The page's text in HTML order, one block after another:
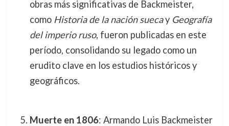
obras más significativas de Backmeister,
como Historia de la nación suecay Geografía
del imperio ruso, fueron publicadas en este
período, consolidando su legado como un
erudito clave en los estudios históricos y
geográficos.
Muerte en 1806: Armando Luis Backmeister